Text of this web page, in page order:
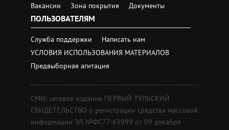
Вакансии
Зона покрытия Документы
ПОЛЬЗОВАТЕЛЯМ
Служба поддержки
Написать нам
УСЛОВИЯ ИСПОЛЬЗОВАНИЯ МАТЕРИАЛОВ
Предвыборная агитация
СМИ: сетевое издание ПЕРВЫЙ ТУЛЬСКИЙ
СВИДЕТЕЛЬСТВО о регистрации средства массовой
информации ЭЛ №ФС77-63999 от 09 декабря